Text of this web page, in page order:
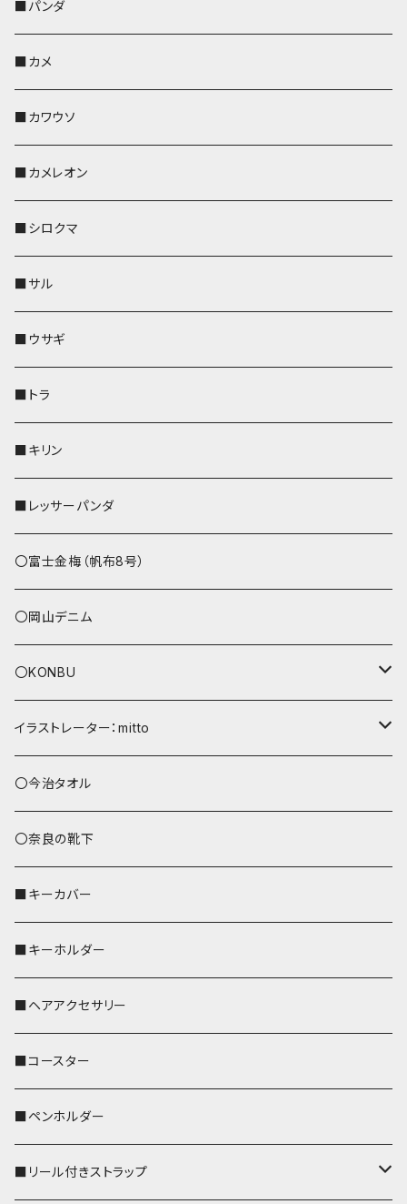
靴下・ミニタオル
財布
その他
ペンホルダー
財布
靴下・ミニタオル
その他
レザートレイ
ペンホルダー
財布
靴下・ミニタオル
その他
レザートレイ
ペンホルダー
ペットボトルホルダー
スマホケース
財布
靴下・ミニタオル
その他
AppleWatchバンド
レザートレイ
ペンホルダー
靴下・ミニタオル
財布
その他
KONBU
ポーチ
AppleWatchバンド
ペンホルダー
レザートレイ
財布
靴下・ミニタオル
その他
ポーチ
ポシェット・バッグ
帆布・デニム
KONBU
コインケース
AppleWatchバンド
ペットボトルホルダー
ペンホルダー
靴下・ミニタオル
財布
その他
コインケース
レザートレイ
ペンホルダー
ペットボトルホルダー
AppleWatchバンド
財布
その他
レザートレイ
ペンホルダー
ペットボトルホルダー
キーケース
名刺入れ・カードケース
AppleWatchバンド
財布
メガネケース
レザートレイ
キーケース
ペンホルダー
IDカードケース
ペットボトルホルダー
その他
リール付きストラップ
リールのみ
ストラップ付
パスケース
キーケース
コインケース
名刺入れ
AppleWatchバンド
メガネケース
財布
IDカードケース
パスケース
名刺入れ・カードケース
メガネケース
リール付きストラップ
リールのみ
ストラップ付
ペットボトルホルダー
キーケース
ペンホルダー
AppleWatchバンド
L字ファスナー財布
その他
パスケース
キーケース
コインケース
メガネケース
名刺入れ
財布
Apple Watchバンド
その他
■パンダ
■カメ
■カワウソ
■カメレオン
■シロクマ
■サル
■ウサギ
■トラ
■キリン
■レッサーパンダ
〇富士金梅（帆布8号）
〇岡山デニム
〇KONBU
ショルダーバッグ
あずまバッグ
トートバッグ（L）
バッグインバッグ
イラストレーター：mitto
シマエナガ
ハシビロコウ
オカメインコ
歌うオカメちゃん
おかめ３兄弟
セキセイインコ
文鳥
鹿
ペンギン
〇今治タオル
〇奈良の靴下
■キーカバー
■キーホルダー
■ヘアアクセサリー
■コースター
■ペンホルダー
■リール付きストラップ